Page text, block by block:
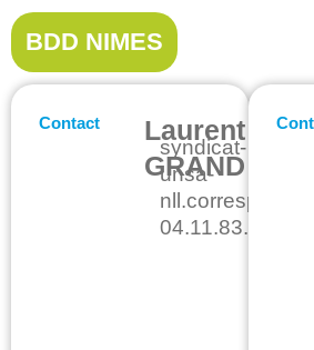
BDD NIMES
Contact
Laurent
GRAND
syndicat-
unsa-
04.11.83.90.21